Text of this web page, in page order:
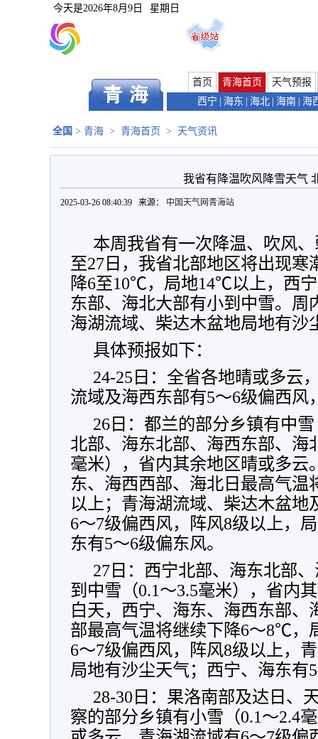
今天是2026年8月9日 星期日
首页 青海首页
天气预报
西宁
海东 海北 海南 海
全国 > 青海 > 青海首页 > 天气资讯
我省有降温吹风降雪天气
2025-03-26 08:40:39 来源： 中国天气网青海站
本周我省有一次降温、吹风
至27日，我省北部地区将出现寒
降6至10℃，局地14℃以上，西
东部、海北大部有小到中雪。周
海湖流域、柴达木盆地局地有沙
具体预报如下：
24-25日：全省各地晴或多云
流域及海西东部有5～6级偏西风
26日：都兰的部分乡镇有中
北部、海东北部、海西东部、海
毫米），省内其余地区晴或多云
东、海西西部、海北日最高气
以上；青海湖流域、柴达木盆地
6～7级偏西风，阵风8级以上，
东有5～6级偏东风。
27日：西宁北部、海东北部
到中雪（0.1～3.5毫米），省内
白天，西宁、海东、海西东部、
部最高气温将继续下降6～8℃，
6～7级偏西风，阵风8级以上，
局地有沙尘天气；西宁、海东有
28-30日：果洛南部及达日、
察的部分乡镇有小雪（0.1～2.4